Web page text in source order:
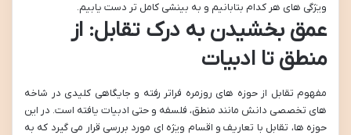
ویژگی های هر کدام بتابانیم و به بینشی کامل تر دست یابیم.
عمق بخشیدن به درک تقابل: از
منطق تا ادبیات
مفهوم تقابل از حوزه های روزمره فراتر رفته و جایگاهی کلیدی در شاخه
های تخصصی دانش مانند منطق، فلسفه و حتی ادبیات یافته است. در این
حوزه ها، تقابل با تعاریف و اقسام ویژه ای مورد بررسی قرار می گیرد که به